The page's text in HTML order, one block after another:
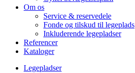
Om os
Service & reservedele
Fonde og tilskud til legeplads
Inkluderende legepladser
Referencer
Kataloger
Legepladser